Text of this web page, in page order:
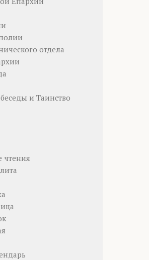
отдела
и Таинство
чтения